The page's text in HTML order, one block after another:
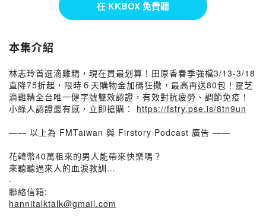
在 KKBOX 免費聽
本集介紹
林志玲首選滴雞精，現在買最划算！田原香春季強檔3/13-3/18
直降75折起，限時６天購物金加碼狂撒，最高再送80包！靈芝
滴雞精全台唯一健字號雙效認證，有效對抗疲勞、調節免疫！
小綠人認證最有感，立即搶購： https://fstry.pse.is/8tn9un
—— 以上為 FMTaiwan 與 Firstory Podcast 廣告 ——
花韓幣40萬租來的男人能帶來快樂嗎？
來聽聽過來人的血淚教訓…
-
聯絡信箱:
hannitalktalk@gmail.com